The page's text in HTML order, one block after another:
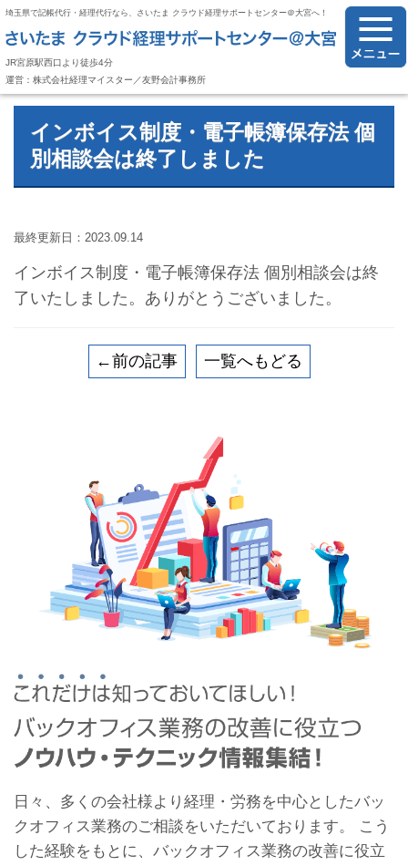
埼玉県で記帳代行・経理代行なら、さいたま クラウド経理サポートセンター＠大宮へ！
JR宮原駅西口より徒歩4分
運営：株式会社経理マイスター／友野会計事務所
インボイス制度・電子帳簿保存法 個
別相談会は終了しました
最終更新日：2023.09.14
インボイス制度・電子帳簿保存法 個別相談会は終
了いたしました。ありがとうございました。
←前の記事 一覧へもどる
日々、多くの会社様より経理・労務を中心としたバッ
クオフィス業務のご相談をいただいております。 こう
した経験をもとに、バックオフィス業務の改善に役立